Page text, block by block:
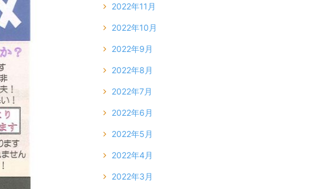
2022年11月
2022年10月
2022年9月
2022年8月
2022年7月
2022年6月
2022年5月
2022年4月
2022年3月